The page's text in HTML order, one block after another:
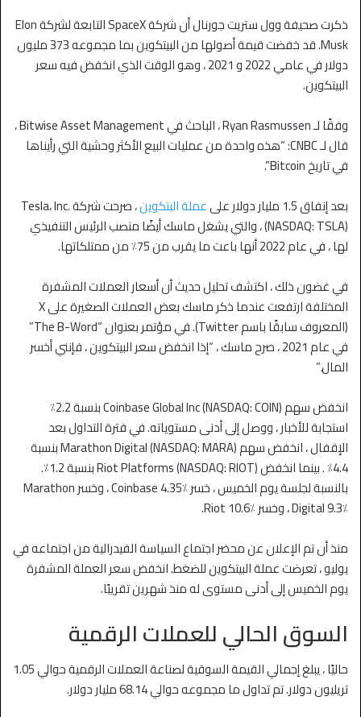
ذكرت صحيفة وول ستريت جورنال أن شركة SpaceX التابعة لشركة Elon
Musk. قد خفضت قيمة أصولها من البيتكوين بما مجموعه 373 مليون
دولار في عامي 2022 و 2021 ، وهو الوقت الذي انخفض فيه سعر
البيتكوين.
وفقًا لـ Ryan Rasmussen ، الباحث في Bitwise Asset Management ،
قال لـ CNBC: “هذه واحدة من عمليات البيع الأكثر وحشية التي رأيناها
في تاريخ Bitcoin”.
بعد إنفاق 1.5 مليار دولار على
عملة البتكوين
، صرحت شركة Tesla، Inc.
(NASDAQ: TSLA) ، والتي يشغل ماسك أيضًا منصب الرئيس التنفيذي
لها ، في عام 2022 أنها باعت ما يقرب من 75٪ من ممتلكاتها.
في غضون ذلك ، اكتشف تحليل حديث أن أسعار العملات المشفرة
المختلفة ارتفعت عندما ذكر ماسك بعض العملات الصغيرة على X
(المعروف سابقًا باسم Twitter). في مؤتمر بعنوان “The B-Word”
في عام 2021 ، صرح ماسك ، “إذا انخفض سعر البيتكوين ، فإنني أخسر
المال.”
انخفض سهم Coinbase Global Inc (NASDAQ: COIN) بنسبة 2.2٪
استجابة للأخبار ، ووصل إلى أدنى مستوياته. في فترة التداول بعد
الإقفال ، انخفض سهم Marathon Digital (NASDAQ: MARA) بنسبة
4.4٪ . بينما انخفض Riot Platforms (NASDAQ: RIOT) بنسبة 1.2٪.
بالنسبة لجلسة يوم الخميس ، خسر Coinbase 4.35٪ ، وخسر Marathon
Digital 9.3٪ ، وخسر Riot 10.6٪.
منذ أن تم الإعلان عن محضر اجتماع السياسة الفيدرالية من اجتماعه في
يوليو ، تعرضت عملة البيتكوين للضغط. انخفض سعر العملة المشفرة
يوم الخميس إلى أدنى مستوى له منذ شهرين تقريبًا.
السوق الحالي للعملات الرقمية
حاليًا ، يبلغ إجمالي القيمة السوقية لصناعة العملات الرقمية حوالي 1.05
تريليون دولار. تم تداول ما مجموعه حوالي 68.14 مليار دولار.